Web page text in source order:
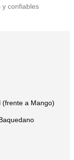
y confiables
(frente a Mango)